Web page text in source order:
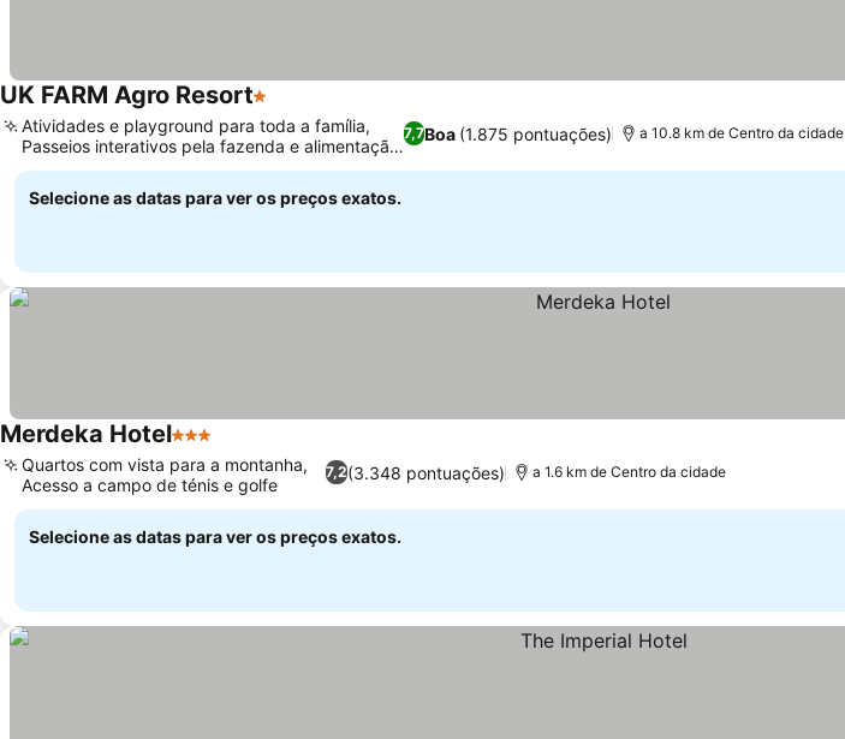
UK FARM Agro Resort1 Estrelas
7,7Boa (1.875 pontuações)
Atividades e playground para toda a família,
Passeios interativos pela fazenda e alimentação
de animais
a 10.8 km de Centro da cidade
Selecione as datas para ver os preços exatos.
Merdeka Hotel3 Estrelas
7,2(3.348 pontuações)
Quartos com vista para a montanha,
Acesso a campo de ténis e golfe
a 1.6 km de Centro da cidade
Selecione as datas para ver os preços exatos.